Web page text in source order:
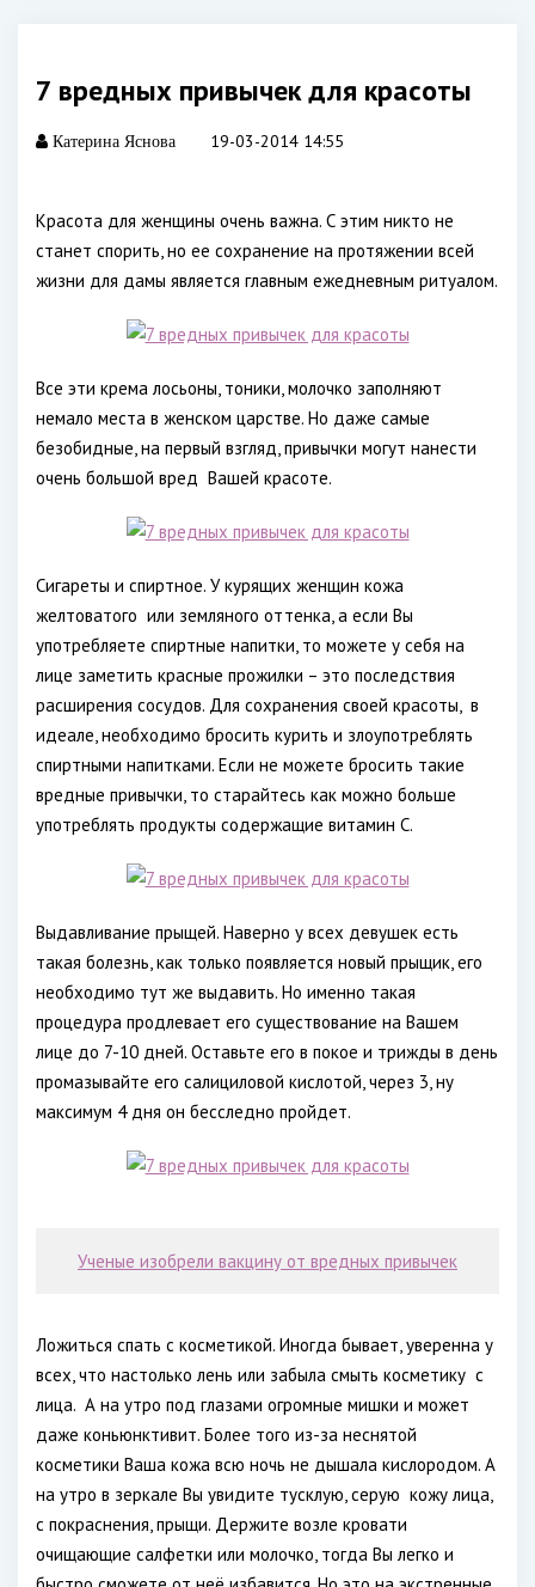
7 вредных привычек для красоты
Катерина Яснова 19-03-2014 14:55
Красота для женщины очень важна. С этим никто не
станет спорить, но ее сохранение на протяжении всей
жизни для дамы является главным ежедневным ритуалом.
Все эти крема лосьоны, тоники, молочко заполняют
немало места в женском царстве. Но даже самые
безобидные, на первый взгляд, привычки могут нанести
очень большой вред Вашей красоте.
Сигареты и спиртное. У курящих женщин кожа
желтоватого или земляного оттенка, а если Вы
употребляете спиртные напитки, то можете у себя на
лице заметить красные прожилки – это последствия
расширения сосудов. Для сохранения своей красоты, в
идеале, необходимо бросить курить и злоупотреблять
спиртными напитками. Если не можете бросить такие
вредные привычки, то старайтесь как можно больше
употреблять продукты содержащие витамин С.
Выдавливание прыщей. Наверно у всех девушек есть
такая болезнь, как только появляется новый прыщик, его
необходимо тут же выдавить. Но именно такая
процедура продлевает его существование на Вашем
лице до 7-10 дней. Оставьте его в покое и трижды в день
промазывайте его салициловой кислотой, через 3, ну
максимум 4 дня он бесследно пройдет.
Ученые изобрели вакцину от вредных привычек
Ложиться спать с косметикой. Иногда бывает, уверенна у
всех, что настолько лень или забыла смыть косметику с
лица. А на утро под глазами огромные мишки и может
даже коньюнктивит. Более того из-за неснятой
косметики Ваша кожа всю ночь не дышала кислородом. А
на утро в зеркале Вы увидите тусклую, серую кожу лица,
с покраснения, прыщи. Держите возле кровати
очищающие салфетки или молочко, тогда Вы легко и